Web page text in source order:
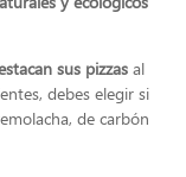
sus pizzas al
debes elegir si
de carbón